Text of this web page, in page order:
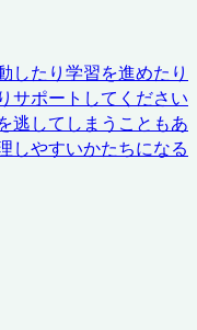
したり学習を進めたり
サポートしてください
逃してしまうこともあ
しやすいかたちになる